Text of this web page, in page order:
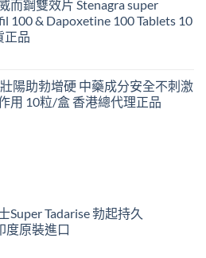
而鋼雙效片 Stenagra super
100 & Dapoxetine 100 Tablets 10
正品
陽助勃增硬 中藥成分安全不刺激
用 10粒/盒 香港總代理正品
Super Tadarise 勃起持久
度原裝進口